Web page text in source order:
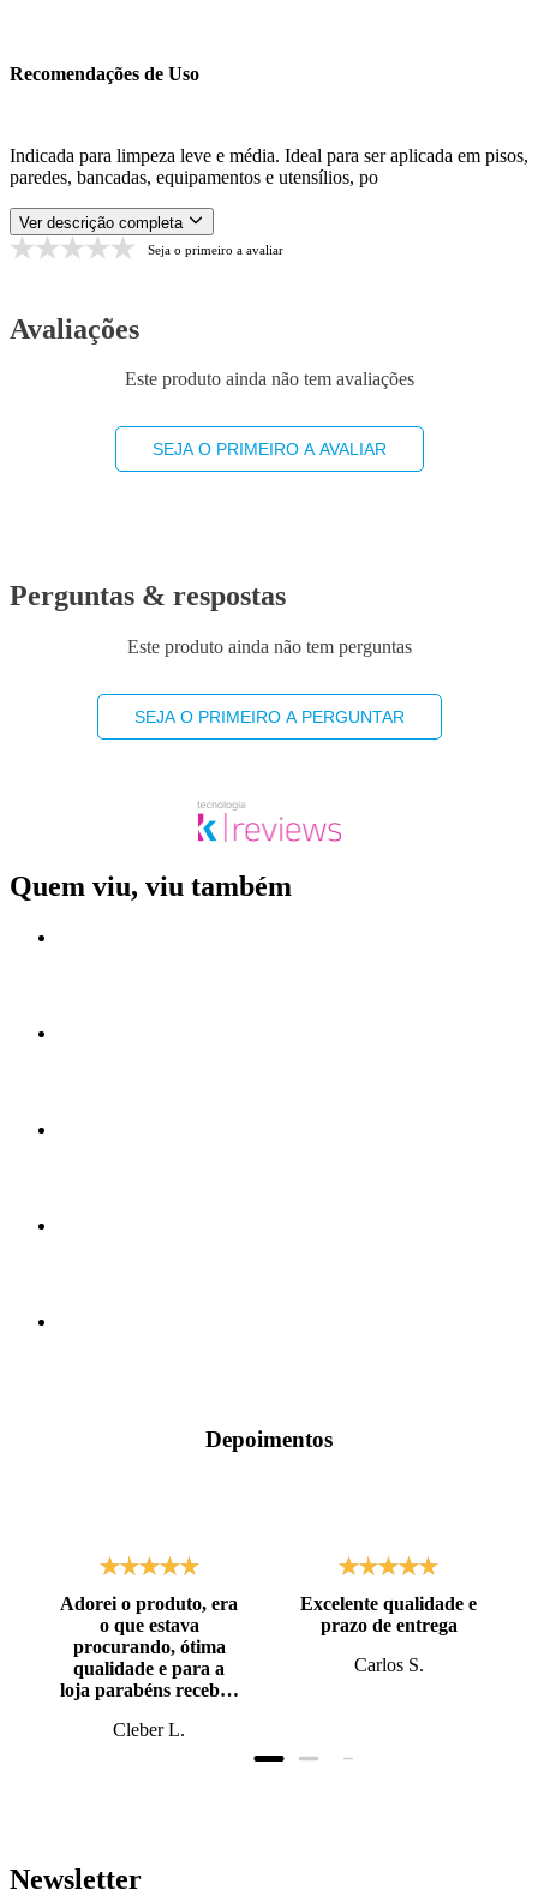
Recomendações de Uso
Indicada para limpeza leve e média. Ideal para ser aplicada em pisos,
paredes, bancadas, equipamentos e utensílios, po
Ver descrição completa
Seja o primeiro a avaliar
Avaliações
Este produto ainda não tem avaliações
SEJA O PRIMEIRO A AVALIAR
Perguntas & respostas
Este produto ainda não tem perguntas
SEJA O PRIMEIRO A PERGUNTAR
Quem viu, viu também
Depoimentos
Adorei o produto, era
o que estava
procurando, ótima
qualidade e para a
loja parabéns recebi o
prazo, super bem
Cleber L.
Excelente qualidade e
prazo de entrega
Carlos S.
Newsletter